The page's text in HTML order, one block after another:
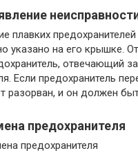
плавких
указано на его крышке.
отвечающий
Если предохранитель
разорван, и он должен
предохранителя